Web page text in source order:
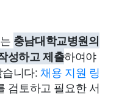
충남대학교병원의
성하고 제출하여야
습니다:채용 지원 링
검토하고 필요한 서